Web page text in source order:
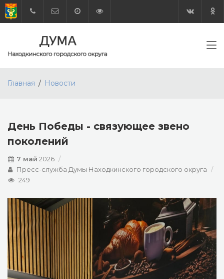
Главная Новости
День Победы - связующее звено
поколений
7 май 2026
Пресс-служба Думы Находкинского городского округа
249